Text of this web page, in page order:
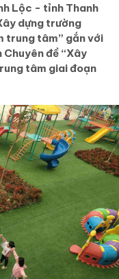
Lộc - tỉnh Thanh
dựng trường
trung tâm” gắn với
đề “Xây
tâm giai đoạn